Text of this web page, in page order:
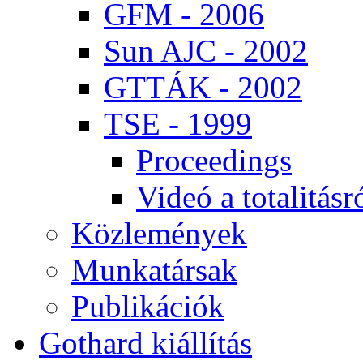
GFM - 2006
Sun AJC - 2002
GT­TÁK - 2002
TSE - 1999
Pro­ce­e­dings
Vi­deó a
Köz­le­mé­nyek
Mun­ka­tár­sak
Pub­li­ká­ci­ók
Got­hard ki­ál­lí­tás